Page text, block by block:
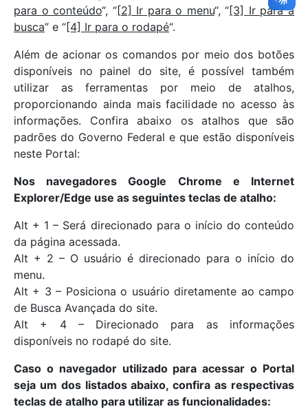
para o conteúdo“, “[2] Ir para o menu“, “[3] Ir para a
busca” e “[4] Ir para o rodapé“.
Além de acionar os comandos por meio dos botões
disponíveis no painel do site, é possível também
utilizar as ferramentas por meio de atalhos,
proporcionando ainda mais facilidade no acesso às
informações. Confira abaixo os atalhos que são
padrões do Governo Federal e que estão disponíveis
neste Portal:
Nos navegadores Google Chrome e Internet
Explorer/Edge use as seguintes teclas de atalho:
Alt + 1 – Será direcionado para o início do conteúdo
da página acessada.
Alt + 2 – O usuário é direcionado para o início do
menu.
Alt + 3 – Posiciona o usuário diretamente ao campo
de Busca Avançada do site.
Alt + 4 – Direcionado para as informações
disponíveis no rodapé do site.
Caso o navegador utilizado para acessar o Portal
seja um dos listados abaixo, confira as respectivas
teclas de atalho para utilizar as funcionalidades: